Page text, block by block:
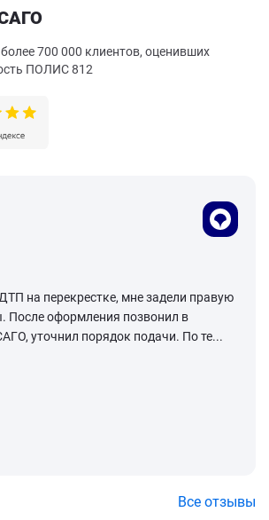
700 000 клиентов, оценивших
ПОЛИС 812
на перекрестке, мне задели правую
После оформления позвонил в
уточнил порядок подачи. По те...
Все отзывы